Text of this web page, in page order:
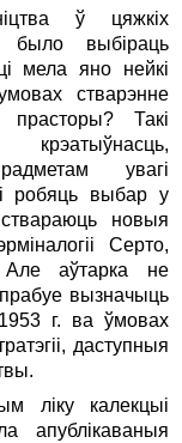
ў цяжкіх
было выбіраць
мела яно нейкі
стварэнне
Такі
увагі
робяць выбар у
новыя
Серто,
аўтарка не
вызначыць
г. ва ўмовах
даступныя
ліку калекцыі
апублікаваныя